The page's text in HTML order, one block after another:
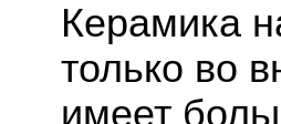
Керамика
только во
имеет